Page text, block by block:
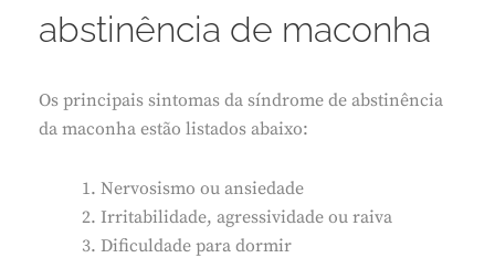
abstinência de maconha
Os principais sintomas da síndrome de abstinência
da maconha estão listados abaixo:
Nervosismo ou ansiedade
Irritabilidade, agressividade ou raiva
Dificuldade para dormir